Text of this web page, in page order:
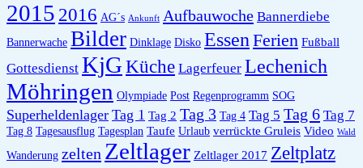
2015 2016 AG´s Ankunft Aufbauwoche Bannerdiebe
Bannerwache Bilder Dinklage Disko Essen Ferien Fußball
Gottesdienst KjG Küche Lagerfeuer Lechenich
Möhringen Olympiade Post Regenprogramm SOG
Superheldenlager Tag 1 Tag 2 Tag 3 Tag 4 Tag 5 Tag 6 Tag 7
Tag 8 Tagesausflug Tagesplan Taufe Urlaub verrückte Gruleis Video Wald
Wanderung zelten Zeltlager Zeltlager 2017 Zeltplatz